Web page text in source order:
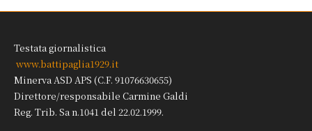
Testata giornalistica
www.battipaglia1929.it
Minerva ASD APS (C.F. 91076630655)
Direttore/responsabile Carmine Galdi
Reg. Trib. Sa n.1041 del 22.02.1999.